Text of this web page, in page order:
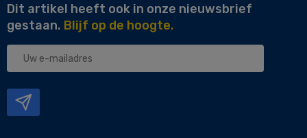
Dit artikel heeft ook in onze nieuwsbrief
gestaan. Blijf op de hoogte.
Uw